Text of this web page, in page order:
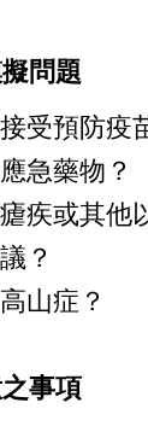
問題
受預防疫
急藥物？
疾或其他
？
山症？
事項